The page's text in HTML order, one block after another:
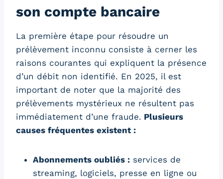
son compte bancaire
La première étape pour résoudre un
prélèvement inconnu consiste à cerner les
raisons courantes qui expliquent la présence
d’un débit non identifié. En 2025, il est
important de noter que la majorité des
prélèvements mystérieux ne résultent pas
immédiatement d’une fraude. Plusieurs
causes fréquentes existent :
Abonnements oubliés : services de
streaming, logiciels, presse en ligne ou